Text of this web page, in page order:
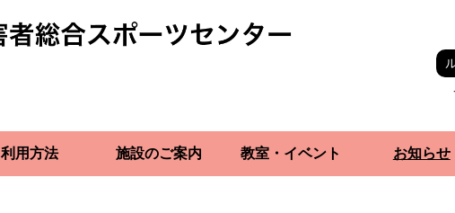
利用方法 施設のご案内 教室・イベント お知らせ